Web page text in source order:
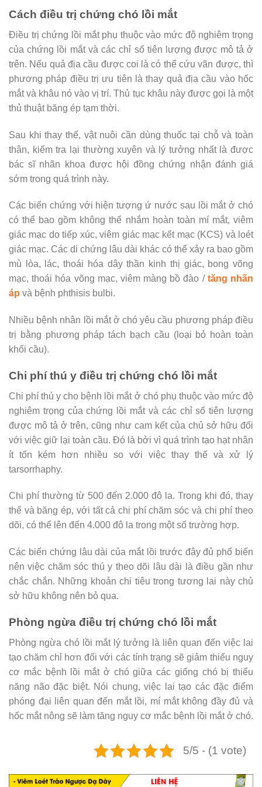
Cách điều trị chứng chó lồi mắt
Điều trị chứng lồi mắt phụ thuộc vào mức độ nghiêm trọng
của chứng lồi mắt và các chỉ số tiên lượng được mô tả ở
trên. Nếu quả địa cầu được coi là có thể cứu vãn được, thì
phương pháp điều trị ưu tiên là thay quả địa cầu vào hốc
mắt và khâu nó vào vị trí. Thủ tục khâu này được gọi là một
thủ thuật băng ép tạm thời.
Sau khi thay thế, vật nuôi cần dùng thuốc tại chỗ và toàn
thân, kiểm tra lại thường xuyên và lý tưởng nhất là được
bác sĩ nhãn khoa được hội đồng chứng nhận đánh giá
sớm trong quá trình này.
Các biến chứng với hiện tượng ứ nước sau lồi mắt ở chó
có thể bao gồm không thể nhắm hoàn toàn mí mắt, viêm
giác mạc do tiếp xúc, viêm giác mạc kết mạc (KCS) và loét
giác mạc. Các di chứng lâu dài khác có thể xảy ra bao gồm
mù lòa, lác, thoái hóa dây thần kinh thị giác, bong võng
mạc, thoái hóa võng mạc, viêm màng bồ đào / tăng nhãn
áp và bệnh phthisis bulbi.
Nhiều bệnh nhân lồi mắt ở chó yêu cầu phương pháp điều
trị bằng phương pháp tách bạch cầu (loại bỏ hoàn toàn
khối cầu).
Chi phí thú y điều trị chứng chó lồi mắt
Chi phí thú y cho bệnh lồi mắt ở chó phụ thuộc vào mức độ
nghiêm trọng của chứng lồi mắt và các chỉ số tiên lượng
được mô tả ở trên, cũng như cam kết của chủ sở hữu đối
với việc giữ lại toàn cầu. Đó là bởi vì quá trình tạo hạt nhân
ít tốn kém hơn nhiều so với việc thay thế và xử lý
tarsorrhaphy.
Chi phí thường từ 500 đến 2.000 đô la. Trong khi đó, thay
thế và băng ép, với tất cả chi phí chăm sóc và chi phí theo
dõi, có thể lên đến 4.000 đô la trong một số trường hợp.
Các biến chứng lâu dài của mắt lồi trước đây đủ phổ biến
nên việc chăm sóc thú y theo dõi lâu dài là điều gần như
chắc chắn. Những khoản chi tiêu trong tương lai này chủ
sở hữu không nên bỏ qua.
Phòng ngừa điều trị chứng chó lồi mắt
Phòng ngừa chó lồi mắt lý tưởng là liên quan đến việc lai
tạo chăm chỉ hơn đối với các tính trạng sẽ giảm thiểu nguy
cơ mắc bệnh lồi mắt ở chó giữa các giống chó bị thiểu
năng não đặc biệt. Nói chung, việc lai tạo các đặc điểm
phóng đại liên quan đến mắt lồi, mí mắt không đầy đủ và
hốc mắt nông sẽ làm tăng nguy cơ mắc bệnh lồi mắt ở chó.
5/5 - (1 vote)